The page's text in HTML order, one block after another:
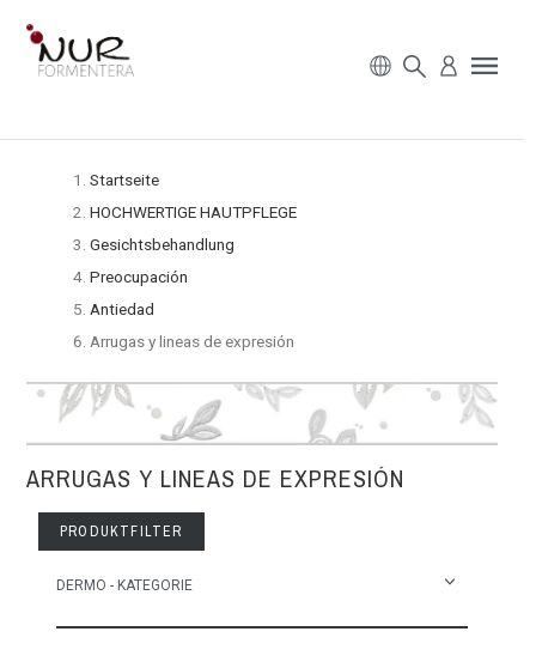
Startseite
HOCHWERTIGE HAUTPFLEGE
Gesichtsbehandlung
Preocupación
Antiedad
Arrugas y lineas de expresión
ARRUGAS Y LINEAS DE EXPRESIÓN
PRODUKTFILTER
DERMO - KATEGORIE